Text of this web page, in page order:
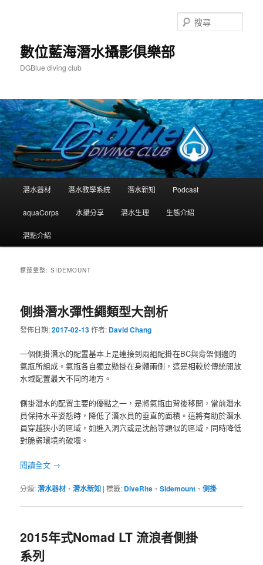
數位藍海潛水攝影俱樂部
DGBlue diving club
尋
潛水器材 潛水教學系統 潛水新知 Podcast
aquaCorps 水攝分享 潛水生理 生態介紹
潛點介紹
標籤彙整:SIDEMOUNT
側掛潛水彈性繩類型大剖析
發佈日期:2017-02-13作者: David Chang
一個側掛潛水的配置基本上是連接到兩組配掛在BC與背架側邊的
氣瓶所組成。氣瓶各自獨立懸掛在身體兩側，這是相較於傳統開放
水域配置最大不同的地方。
側掛潛水的配置主要的優點之一，是將氣瓶由背後移開，當前潛水
員保持水平姿態時，降低了潛水員的垂直的面積。這將有助於潛水
員穿越狹小的區域，如進入洞穴或是沈船等類似的區域，同時降低
對脆弱環境的破壞。
閱讀全文 →
分類:潛水器材 、潛水新知 |標籤: DiveRite 、Sidemount 、側掛
2015年式Nomad LT 流浪者側掛
系列